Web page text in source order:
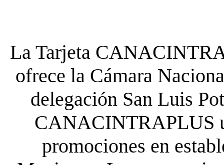
La Tarjeta
ofrece la Cámara
delegación San Luis
CANACINTRAPLUS
promociones en